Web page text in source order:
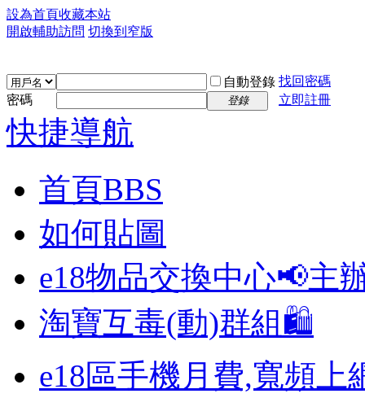
設為首頁收藏本站
開啟輔助訪問 切換到窄版
自動登錄 找回密碼
密碼
登錄 立即註冊
快捷導航
首頁BBS
如何貼圖
e18物品交換中心📢主
淘寶互毒(動)群組🛍️
e18區手機月費,寬頻上